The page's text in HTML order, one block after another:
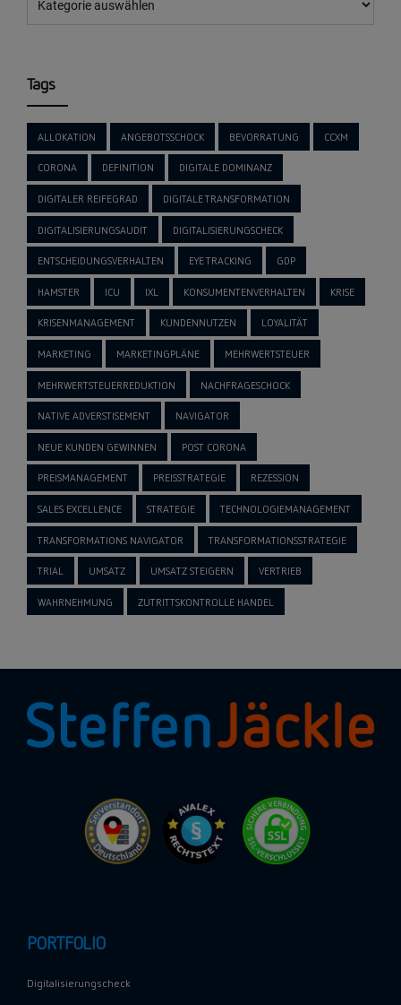
Tags
ALLOKATION ANGEBOTSSCHOCK BEVORRATUNG CCXM
CORONA DEFINITION DIGITALE DOMINANZ
DIGITALER REIFEGRAD DIGITALE TRANSFORMATION
DIGITALISIERUNGSAUDIT DIGITALISIERUNGSCHECK
ENTSCHEIDUNGSVERHALTEN EYE TRACKING GDP
HAMSTER ICU IXL KONSUMENTENVERHALTEN KRISE
KRISENMANAGEMENT KUNDENNUTZEN LOYALITÄT
MARKETING MARKETINGPLÄNE MEHRWERTSTEUER
MEHRWERTSTEUERREDUKTION NACHFRAGESCHOCK
NATIVE ADVERSTISEMENT NAVIGATOR
NEUE KUNDEN GEWINNEN POST CORONA
PREISMANAGEMENT PREISSTRATEGIE REZESSION
SALES EXCELLENCE STRATEGIE TECHNOLOGIEMANAGEMENT
TRANSFORMATIONS NAVIGATOR TRANSFORMATIONSSTRATEGIE
TRIAL UMSATZ UMSATZ STEIGERN VERTRIEB
WAHRNEHMUNG ZUTRITTSKONTROLLE HANDEL
PORTFOLIO
Digitalisierungscheck